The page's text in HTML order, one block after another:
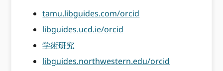
tamu.libguides.com/orcid
libguides.ucd.ie/orcid
学術研究
libguides.northwestern.edu/orcid